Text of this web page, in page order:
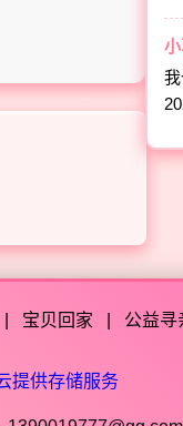
我
宝贝回家 公益寻
提供存储服务